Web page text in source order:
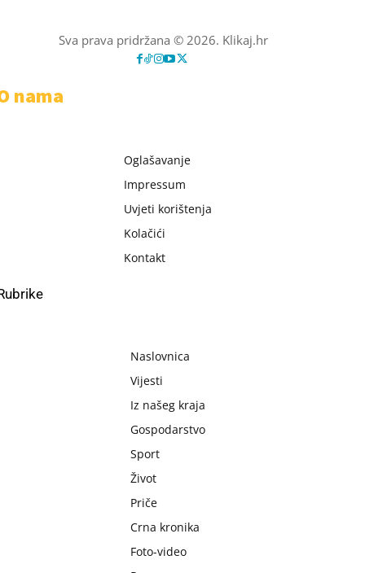
Sva prava pridržana © 2026. Klikaj.hr
nama
Oglašavanje
Impressum
Uvjeti korištenja
Kolačići
Kontakt
Naslovnica
Vijesti
Iz našeg kraja
Gospodarstvo
Sport
Život
Priče
Crna kronika
Foto-video